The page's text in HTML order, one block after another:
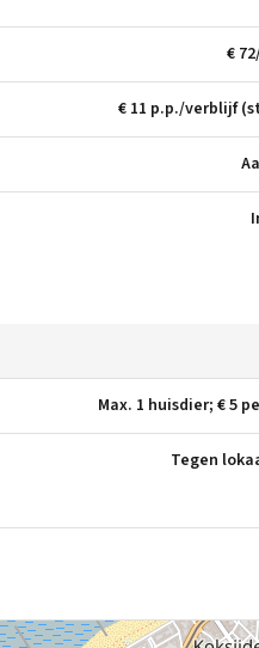
€
€ 11 p.p./verblijf
Max. 1 huisdier; € 5
Tegen